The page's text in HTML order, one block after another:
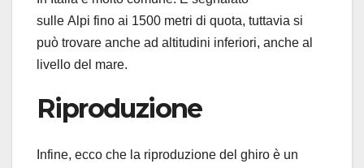
sulle Alpi fino ai 1500 metri di quota, tuttavia si
può trovare anche ad altitudini inferiori, anche al
livello del mare.
Riproduzione
Infine, ecco che la riproduzione del ghiro è un